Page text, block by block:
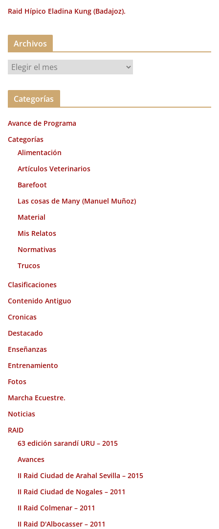
Raid Hípico Eladina Kung (Badajoz).
Archivos
r
c
v
o
Categorías
Avance de Programa
Categorías
Alimentación
Artículos Veterinarios
Barefoot
Las cosas de Many (Manuel Muñoz)
Material
Mis Relatos
Normativas
Trucos
Clasificaciones
Contenido Antiguo
Cronicas
Destacado
Enseñanzas
Entrenamiento
Fotos
Marcha Ecuestre.
Noticias
RAID
63 edición sarandí URU – 2015
Avances
II Raid Ciudad de Arahal Sevilla – 2015
II Raid Ciudad de Nogales – 2011
II Raid Colmenar – 2011
II Raid D'Albocasser – 2011